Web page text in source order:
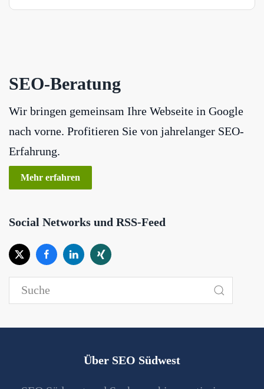
SEO-Beratung
Wir bringen gemeinsam Ihre Webseite in Google
nach vorne. Profitieren Sie von jahrelanger SEO-
Erfahrung.
Mehr erfahren
Social Networks und RSS-Feed
Über SEO Südwest